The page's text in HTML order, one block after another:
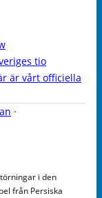
tio
är vårt officiella
·
i den
från Persiska